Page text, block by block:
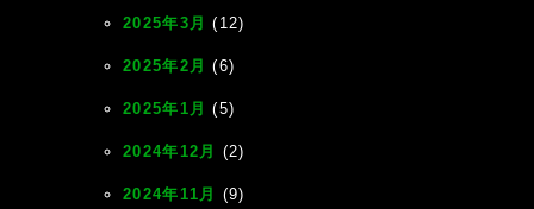
2025年3月 (12)
2025年2月 (6)
2025年1月 (5)
2024年12月 (2)
2024年11月 (9)